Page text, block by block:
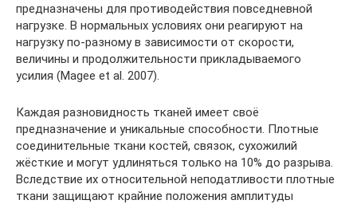
предназначены для противодействия повседневной
нагрузке. В нормальных условиях они реагируют на
нагрузку по-разному в зависимости от скорости,
величины и продолжительности прикладываемого
усилия (Magee et al. 2007).
Каждая разновидность тканей имеет своё
предназначение и уникальные способности. Плотные
соединительные ткани костей, связок, сухожилий
жёсткие и могут удлиняться только на 10% до разрыва.
Вследствие их относительной неподатливости плотные
ткани защищают крайние положения амплитуды